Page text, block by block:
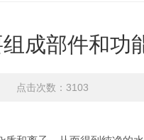
成部件和功
点击次数：3103